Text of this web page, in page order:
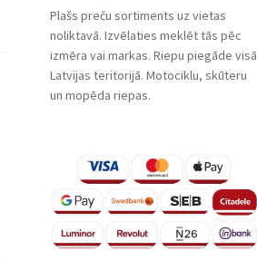
Plašs preču sortiments uz vietas
noliktavā. Izvēlaties meklēt tās pēc
izmēra vai markas. Riepu piegāde visā
Latvijas teritorijā. Motociklu, skūteru
un mopēda riepas.